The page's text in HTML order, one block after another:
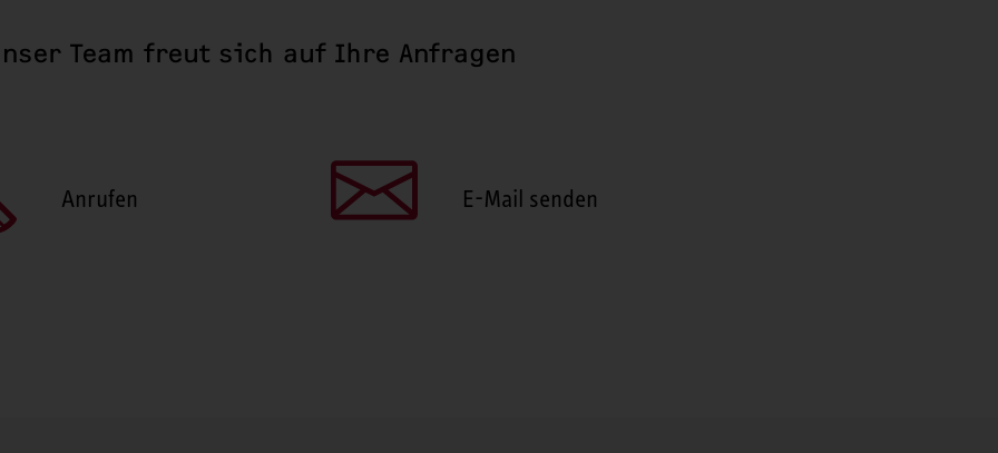
Team freut sich auf Ihre Anfragen
Anrufen E-Mail senden